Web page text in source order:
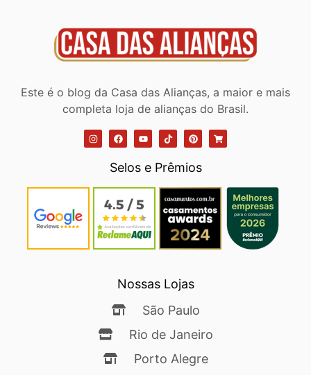
Este é o blog da Casa das Alianças, a maior e mais
completa loja de alianças do Brasil.
Selos e Prêmios
Nossas Lojas
São Paulo
Rio de Janeiro
Porto Alegre